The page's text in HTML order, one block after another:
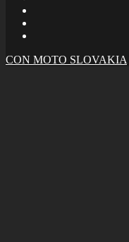
CON MOTO SLOVAKIA